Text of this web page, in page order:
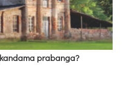
pra­ban­ga?